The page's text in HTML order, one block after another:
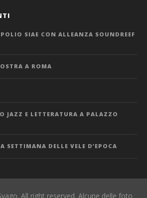
SIAE CON ALLEANZA SOUNDREEF
A ROMA
JAZZ E LETTERATURA A PALAZZO
SETTIMANA DELLE VELE D’EPOCA
All right reserved. Alcune delle foto